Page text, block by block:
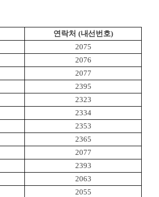
연락처 (내선번호)
2075
2076
2077
2395
2323
2334
2353
2365
2077
2393
2063
2055